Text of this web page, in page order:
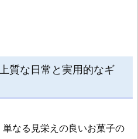
質な日常と実用的なギ
なる見栄えの良いお菓子の